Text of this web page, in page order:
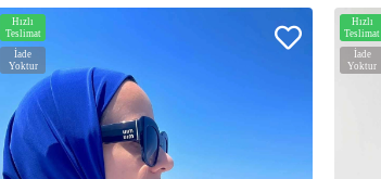
İade
Yoktur
Hızlı
Teslimat
İade
Yoktur
Hızlı
Teslimat